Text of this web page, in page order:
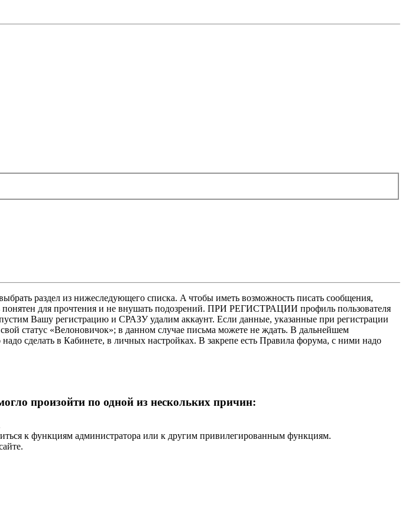
раздел из нижеследующего списка. A чтобы иметь возможность писать сообщения,
для прочтения и не внушать подозрений. ПРИ РЕГИСТРАЦИИ профиль пользователя
Вашу регистрацию и СРАЗУ удалим аккаунт. Если данные, указанные при регистрации
статус «Велоновичок»; в данном случае письма можете не ждать. В дальнейшем
сделать в Кабинете, в личных настройках. В закрепе есть Правила форума, с ними надо
произойти по одной из нескольких причин:
к функциям администратора или к другим привилегированным функциям.